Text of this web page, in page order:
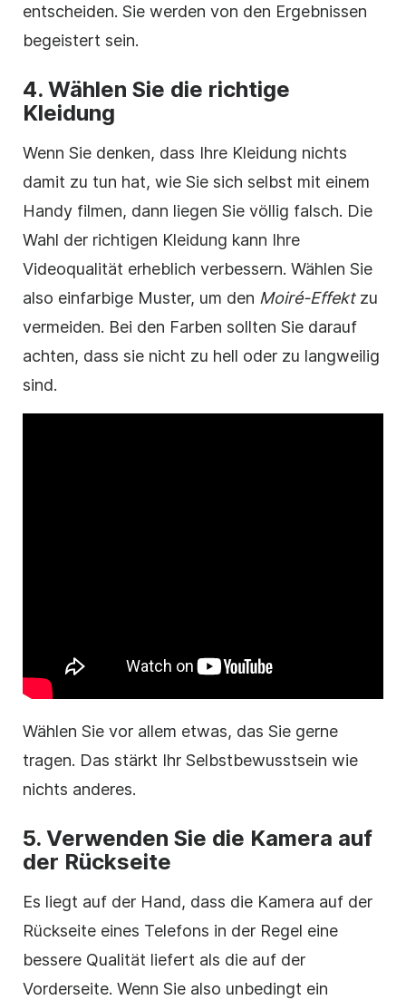
entscheiden. Sie werden von den Ergebnissen
begeistert sein.
4. Wählen Sie die richtige
Kleidung
Wenn Sie denken, dass Ihre Kleidung nichts
damit zu tun hat, wie Sie sich selbst mit einem
Handy filmen, dann liegen Sie völlig falsch. Die
Wahl der richtigen Kleidung kann Ihre
Videoqualität erheblich verbessern. Wählen Sie
also einfarbige Muster, um den Moiré-Effektzu
vermeiden. Bei den Farben sollten Sie darauf
achten, dass sie nicht zu hell oder zu langweilig
sind.
Wählen Sie vor allem etwas, das Sie gerne
tragen. Das stärkt Ihr Selbstbewusstsein wie
nichts anderes.
5. Verwenden Sie die Kamera auf
der Rückseite
Es liegt auf der Hand, dass die Kamera auf der
Rückseite eines Telefons in der Regel eine
bessere Qualität liefert als die auf der
Vorderseite. Wenn Sie also unbedingt ein